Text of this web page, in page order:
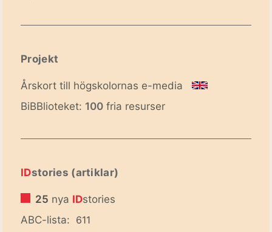
Projekt
Årskort till högskolornas e-media
BiBBlioteket: 100 fria resurser
IDstories (artiklar)
25 nya IDstories
ABC-lista: 611